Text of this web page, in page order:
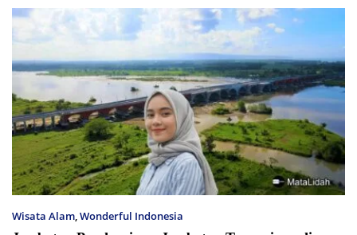
Wisata Alam,Wonderful Indonesia